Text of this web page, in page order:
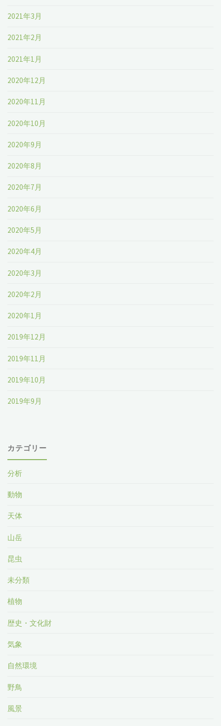
2021年3月
2021年2月
2021年1月
2020年12月
2020年11月
2020年10月
2020年9月
2020年8月
2020年7月
2020年6月
2020年5月
2020年4月
2020年3月
2020年2月
2020年1月
2019年12月
2019年11月
2019年10月
2019年9月
カテゴリー
分析
動物
天体
山岳
昆虫
未分類
植物
歴史・文化財
気象
自然環境
野鳥
風景